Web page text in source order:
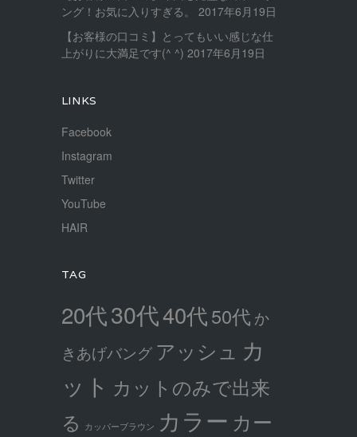
ング！お気に入りすぎる。
2017年6月19日
【お客様の口コミ】とってもいい感じな仕
上がりに大満足です(^ ^) 2017年6月19日
LINKS
Facebook
Instagram
Twitter
YouTube
HAIR
TAG
20代30代40代50代 か
きあげバング アッシュ カ
ット カットのみで出来
る カッパーブラウン カラー カー